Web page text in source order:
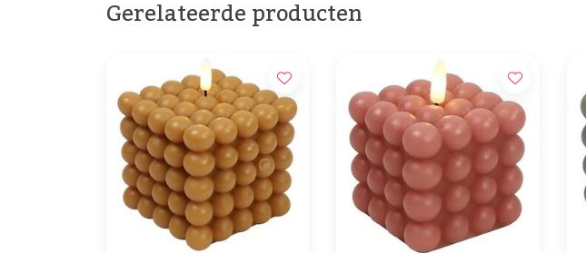
Gerelateerde producten